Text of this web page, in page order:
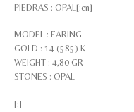
PIEDRAS : OPAL[:en]
MODEL : EARING
GOLD : 14 (585) K
WEIGHT : 4,80 GR
STONES : OPAL
[:]